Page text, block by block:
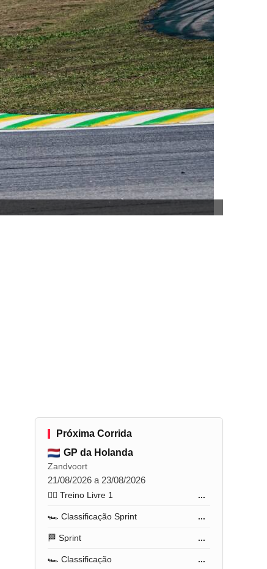
Próxima Corrida
GP da Holanda
Zandvoort
21/08/2026 a 23/08/2026
🏋️‍♂️ Treino Livre 1 ...
🏎️ Classificação Sprint ...
🏁 Sprint ...
🏎️ Classificação ...